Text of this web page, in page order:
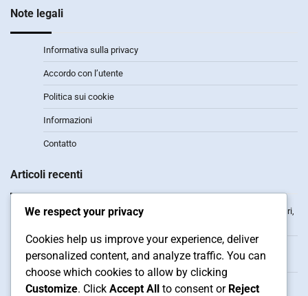
Note legali
Informativa sulla privacy
Accordo con l’utente
Politica sui cookie
Informazioni
Contatto
Articoli recenti
Dota 2 Twitch Drops: Analisi dei drop, Statistiche degli spettatori,
Dota 2 Riscatti del Portafoglio Steam: Abitudini di spesa,
Preferenze dei giocatori, Analisi di mercato
Dota 2 Twitch Drops: Risoluzione dei problemi per le richieste,
We respect your privacy
Cookies help us improve your experience, deliver
personalized content, and analyze traffic. You can
choose which cookies to allow by clicking
Customize. Click Accept All to consent or Reject